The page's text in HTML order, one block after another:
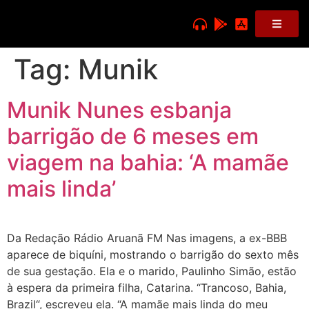
Tag: Munik
Munik Nunes esbanja
barrigão de 6 meses em
viagem na bahia: ‘A mamãe
mais linda’
Da Redação Rádio Aruanã FM Nas imagens, a ex-BBB
aparece de biquíni, mostrando o barrigão do sexto mês
de sua gestação. Ela e o marido, Paulinho Simão, estão
à espera da primeira filha, Catarina. “Trancoso, Bahia,
Brazil“, escreveu ela. “A mamãe mais linda do meu